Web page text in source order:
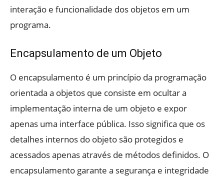
interação e funcionalidade dos objetos em um
programa.
Encapsulamento de um Objeto
O encapsulamento é um princípio da programação
orientada a objetos que consiste em ocultar a
implementação interna de um objeto e expor
apenas uma interface pública. Isso significa que os
detalhes internos do objeto são protegidos e
acessados apenas através de métodos definidos. O
encapsulamento garante a segurança e integridade